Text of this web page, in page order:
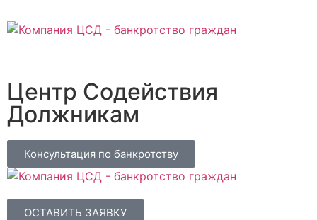
Центр Содействия
Должникам
Консультация по банкротству
ОСТАВИТЬ ЗАЯВКУ